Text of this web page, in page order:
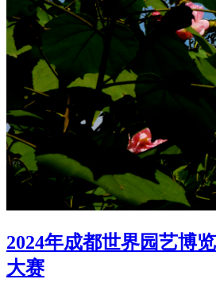
2024年成都世界园艺博
大赛